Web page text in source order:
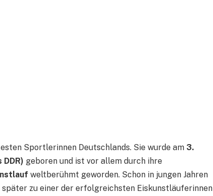
Sportlerinnen Deutschlands. Sie wurde am 3.
geboren und ist vor allem durch ihre
weltberühmt geworden. Schon in jungen Jahren
zu einer der erfolgreichsten Eiskunstläuferinnen